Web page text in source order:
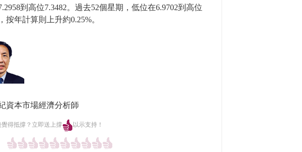
到高位7.3482。過去52個星期，低位在6.9702到高位
按年計算則上升約0.25%。
資本市場經濟分析師
覺得抵撐？立即送上撐 以示支持！